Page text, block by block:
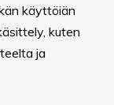
käyttöiän
kuten
ja